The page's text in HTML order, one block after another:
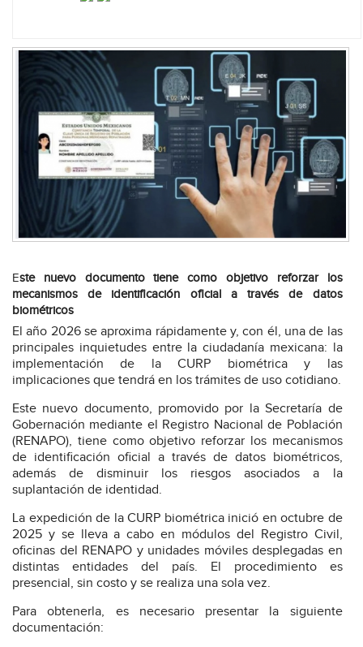
Este nuevo documento tiene como objetivo reforzar los
mecanismos de identificación oficial a través de datos
biométricos
El año 2026 se aproxima rápidamente y, con él, una de las
principales inquietudes entre la ciudadanía mexicana: la
implementación de la CURP biométrica y las
implicaciones que tendrá en los trámites de uso cotidiano.
Este nuevo documento, promovido por la Secretaría de
Gobernación mediante el Registro Nacional de Población
(RENAPO), tiene como objetivo reforzar los mecanismos
de identificación oficial a través de datos biométricos,
además de disminuir los riesgos asociados a la
suplantación de identidad.
La expedición de la CURP biométrica inició en octubre de
2025 y se lleva a cabo en módulos del Registro Civil,
oficinas del RENAPO y unidades móviles desplegadas en
distintas entidades del país. El procedimiento es
presencial, sin costo y se realiza una sola vez.
Para obtenerla, es necesario presentar la siguiente
documentación: